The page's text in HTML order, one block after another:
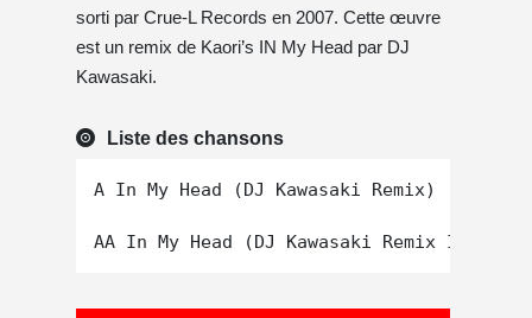
sorti par Crue-L Records en 2007. Cette œuvre
est un remix de Kaori’s IN My Head par DJ
Kawasaki.
Liste des chansons
A In My Head (DJ Kawasaki Remix)